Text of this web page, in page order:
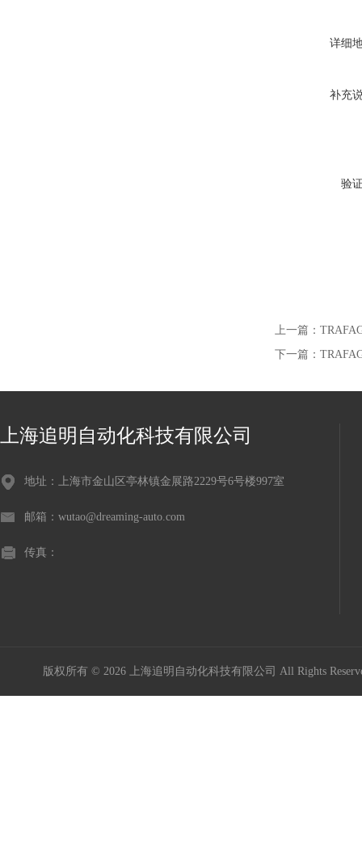
详细
补充
验
上一篇：
下一篇：
上海追明自动化科技有限公司
地址：上海市金山区亭林镇金展路2229号6号楼997室
邮箱：wutao@dreaming-auto.com
传真：
版权所有 © 2026 上海追明自动化科技有限公司 All Rights